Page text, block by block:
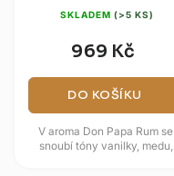
SKLADEM (>5 KS)
969 Kč
DO KOŠÍKU
V aroma Don Papa Rum se
snoubí tóny vanilky, medu,